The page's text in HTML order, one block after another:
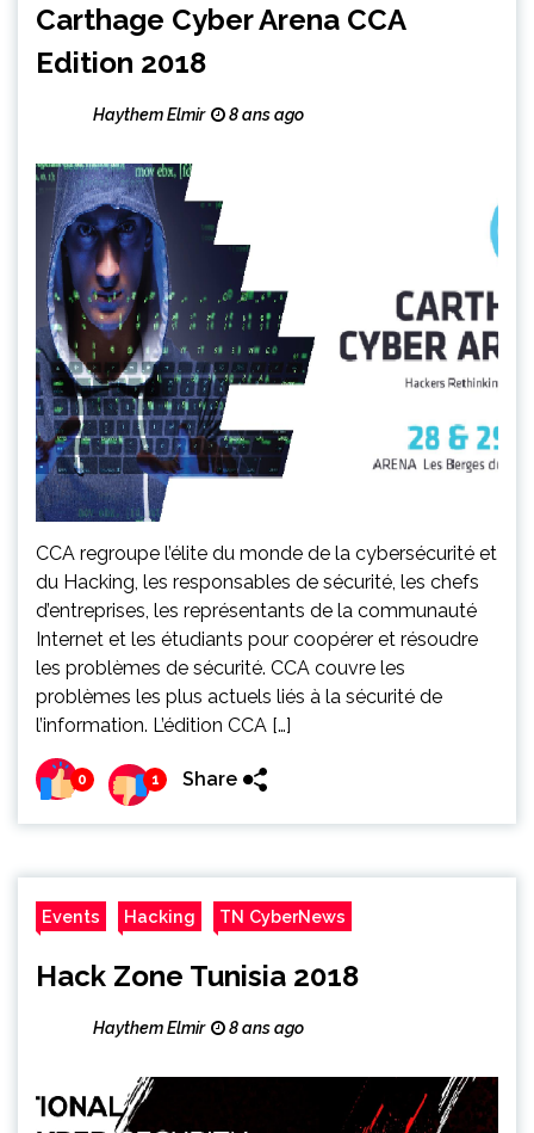
Carthage Cyber Arena CCA
Edition 2018
Haythem Elmir 8 ans ago
CCA regroupe l’élite du monde de la cybersécurité et
du Hacking, les responsables de sécurité, les chefs
d’entreprises, les représentants de la communauté
Internet et les étudiants pour coopérer et résoudre
les problèmes de sécurité. CCA couvre les
problèmes les plus actuels liés à la sécurité de
l’information. L’édition CCA […]
0 1 Share
Events Hacking TN CyberNews
Hack Zone Tunisia 2018
Haythem Elmir 8 ans ago